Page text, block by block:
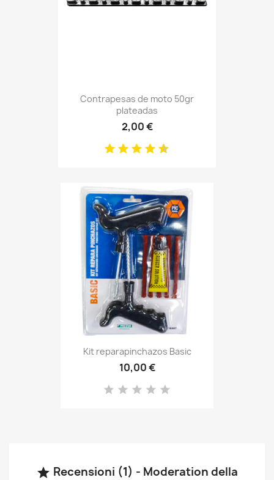
Contrapesas de moto 50gr
plateadas
2,00 €
Kit reparapinchazos Basic
10,00 €
 Recensioni (1) - Moderation della